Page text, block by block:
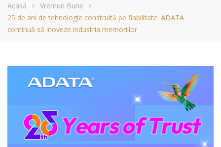
Acasă
Vremuri Bune
25 de ani de tehnologie construită pe fiabilitate: ADATA
continuă să inoveze industria memoriilor